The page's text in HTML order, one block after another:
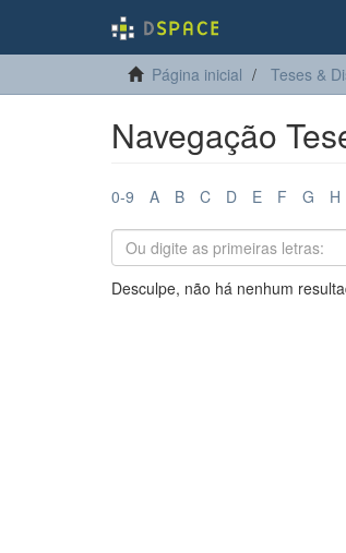
Página inicial Teses &
Navegação
0-9 A B C D E F G H
Desculpe, não há nenhum